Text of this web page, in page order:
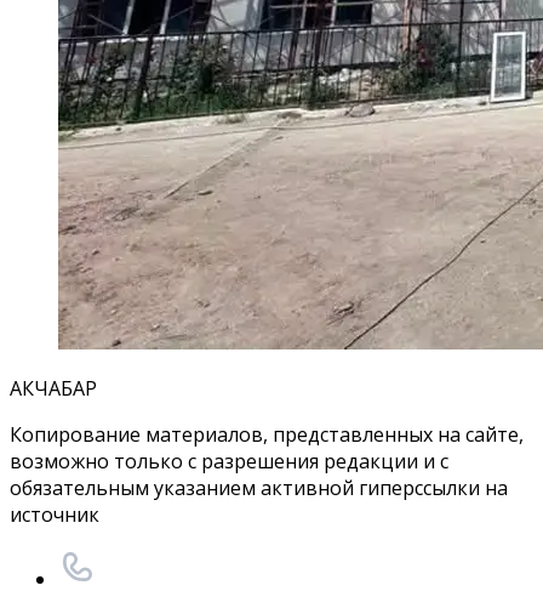
АКЧАБАР
Копирование материалов, представленных на сайте,
возможно только с разрешения редакции и с
обязательным указанием активной гиперссылки на
источник